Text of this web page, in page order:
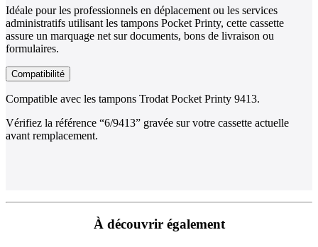
Idéale pour les professionnels en déplacement ou les services
administratifs utilisant les tampons Pocket Printy, cette cassette
assure un marquage net sur documents, bons de livraison ou
formulaires.
Compatibilité
Compatible avec les tampons Trodat Pocket Printy 9413.
Vérifiez la référence “6/9413” gravée sur votre cassette actuelle
avant remplacement.
À découvrir également